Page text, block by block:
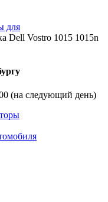
для
Dell Vostro 1015 1015n
(на следующий день)